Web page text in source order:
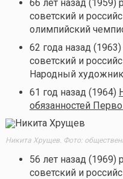
66 лет назад (1959)
советский и
олимпийский
62 года назад
советский и
Народный
61 год назад (1964)
обязанностей
Никита Хрущев. Фото:
56 лет назад (1969)
советский и